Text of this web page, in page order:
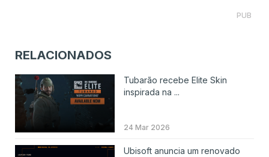
PUB
RELACIONADOS
Tubarão recebe Elite Skin
inspirada na ...
24 Mar 2026
Ubisoft anuncia um renovado